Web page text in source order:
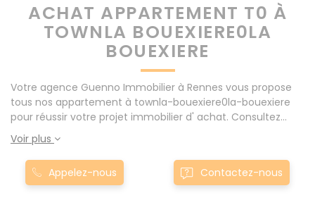
ACHAT APPARTEMENT T0 À
TOWNLA BOUEXIERE0LA
BOUEXIERE
Votre agence Guenno Immobilier à Rennes vous propose
tous nos appartement à townla-bouexiere0la-bouexiere
pour réussir votre projet immobilier d' achat. Consultez
l'ensemble de nos offres à Rennes mais également aux
alentours : Le Rheu, Pacé, Montgermont... Nos appartement
T0 à townla-bouexiere0la-bouexiere sont proposés au
meilleur prix du marché pour permettre au plus grand
Voir plus
Appelez-nous Contactez-nous